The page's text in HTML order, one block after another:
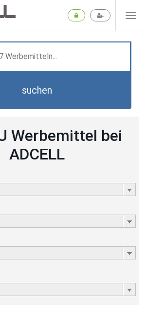
suchen
Werbemittel bei
ADCELL